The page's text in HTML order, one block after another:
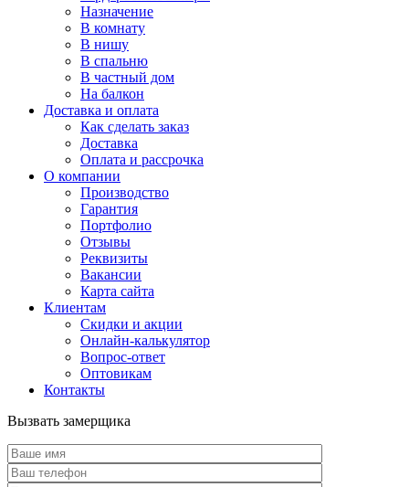
Назначение
В комнату
В нишу
В спальню
В частный дом
На балкон
Доставка и оплата
Как сделать заказ
Доставка
Оплата и рассрочка
О компании
Производство
Гарантия
Портфолио
Отзывы
Реквизиты
Вакансии
Карта сайта
Клиентам
Скидки и акции
Онлайн-калькулятор
Вопрос-ответ
Оптовикам
Контакты
Вызвать замерщика